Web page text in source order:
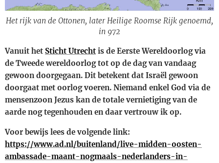
Het rijk van de Ottonen, later Heilige Roomse Rijk genoemd,
in 972
Vanuit het Sticht Utrecht is de Eerste Wereldoorlog via
de Tweede wereldoorlog tot op de dag van vandaag
gewoon doorgegaan. Dit betekent dat Israël gewoon
doorgaat met oorlog voeren. Niemand enkel God via de
mensenzoon Jezus kan de totale vernietiging van de
aarde nog tegenhouden en daar vertrouw ik op.
Voor bewijs lees de volgende link:
https://www.ad.nl/buitenland/live-midden-oosten-
ambassade-maant-nogmaals-nederlanders-in-